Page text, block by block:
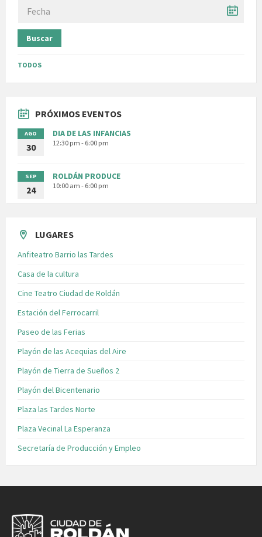
Buscar
TODOS
PRÓXIMOS EVENTOS
AGO
30
DIA DE LAS INFANCIAS
12:30 pm - 6:00 pm
SEP
24
ROLDÁN PRODUCE
10:00 am - 6:00 pm
LUGARES
Anfiteatro Barrio las Tardes
Casa de la cultura
Cine Teatro Ciudad de Roldán
Estación del Ferrocarril
Paseo de las Ferias
Playón de las Acequias del Aire
Playón de Tierra de Sueños 2
Playón del Bicentenario
Plaza las Tardes Norte
Plaza Vecinal La Esperanza
Secretaría de Producción y Empleo